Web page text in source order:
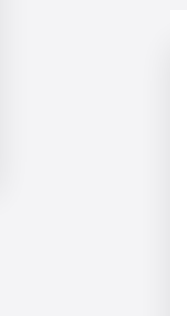
חסמים
ורשות